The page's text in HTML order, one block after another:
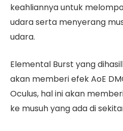
keahliannya untuk
udara serta menyerang
udara.
Elemental Burst yang
akan memberi efek AoE
Oculus, hal ini akan
ke musuh yang ada di